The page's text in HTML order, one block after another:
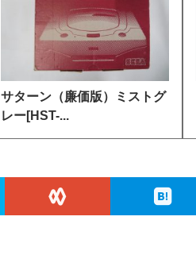
サターン（廉価版）ミストグ
レー[HST-...